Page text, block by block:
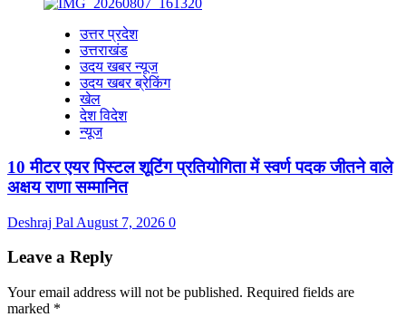
उत्तर प्रदेश
उत्तराखंड
उदय खबर न्यूज
उदय खबर ब्रेकिंग
खेल
देश विदेश
न्यूज
10 मीटर एयर पिस्टल शूटिंग प्रतियोगिता में स्वर्ण पदक जीतने वाले
अक्षय राणा सम्मानित
Deshraj Pal August 7, 2026 0
Leave a Reply
Your email address will not be published. Required fields are
marked *